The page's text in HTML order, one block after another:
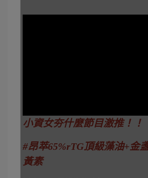
小資女夯什麼節目激推！！
#昂萃65%rTG頂級藻油+金
黃素